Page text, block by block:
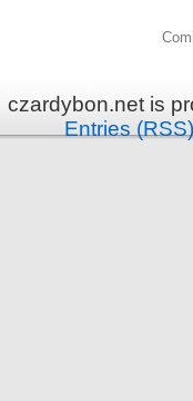
czardybon.net is
Entries (RSS)